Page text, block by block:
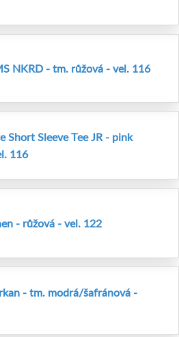
NKRD - tm. růžová - vel. 116
Short Sleeve Tee JR - pink
116
- růžová - vel. 122
- tm. modrá/šafránová -